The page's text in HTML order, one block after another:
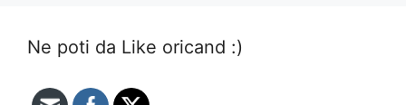
Ne poti da Like oricand :)